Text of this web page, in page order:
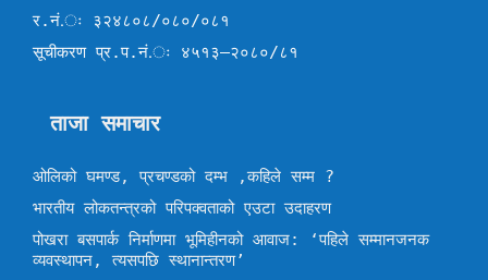
र.नं.ः ३२४८०८/०८०/०८१
सूचीकरण प्र.प.नं.ः ४५१३–२०८०/८१
ताजा समाचार
ओलिको घमण्ड, प्रचण्डको दम्भ ,कहिले सम्म ?
भारतीय लोकतन्त्रको परिपक्वताको एउटा उदाहरण
पोखरा बसपार्क निर्माणमा भूमिहीनको आवाज: ‘पहिले सम्मानजनक
व्यवस्थापन, त्यसपछि स्थानान्तरण’